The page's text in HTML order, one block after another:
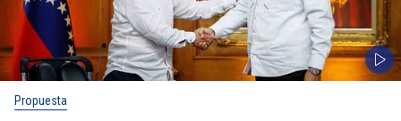
Propuesta